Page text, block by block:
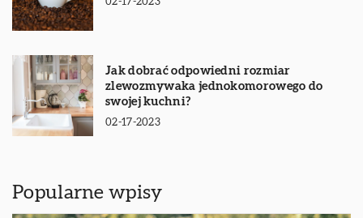
Jak dobrać odpowiedni rozmiar
zlewozmywaka jednokomorowego do
swojej kuchni?
02-17-2023
Popularne wpisy